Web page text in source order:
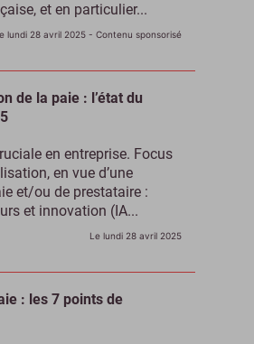
et en particulier...
lundi 28 avril 2025 - Contenu sponsorisé
de la paie : l’état du
en entreprise. Focus
en vue d’une
et/ou de prestataire :
et innovation (IA...
Le lundi 28 avril 2025
: les 7 points de